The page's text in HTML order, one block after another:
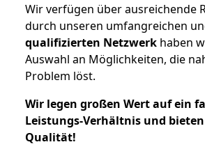
Wir verfügen über ausreichende
durch unseren umfangreichen
qualifizierten Netzwerk haben
Auswahl an Möglichkeiten, die
Problem löst.
Wir legen großen Wert auf ein
Leistungs-Verhältnis und
Qualität!